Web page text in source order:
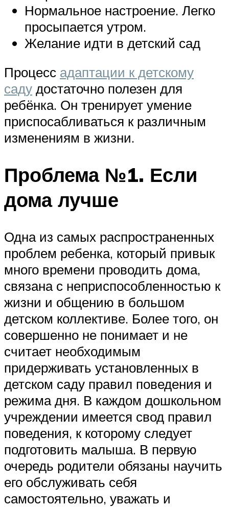
Нормальное настроение. Легко
просыпается утром.
Желание идти в детский сад
Процесс адаптации к детскому
саду достаточно полезен для
ребёнка. Он тренирует умение
приспосабливаться к различным
изменениям в жизни.
Проблема №1. Если
дома лучше
Одна из самых распространенных
проблем ребенка, который привык
много времени проводить дома,
связана с неприспособленностью к
жизни и общению в большом
детском коллективе. Более того, он
совершенно не понимает и не
считает необходимым
придерживать установленных в
детском саду правил поведения и
режима дня. В каждом дошкольном
учреждении имеется свод правил
поведения, к которому следует
подготовить малыша. В первую
очередь родители обязаны научить
его обслуживать себя
самостоятельно, уважать и